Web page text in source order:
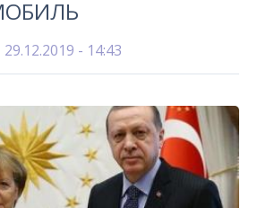
29.12.2019 - 14:43